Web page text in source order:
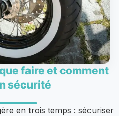
faire et comment
sécurité
en trois temps : sécuriser